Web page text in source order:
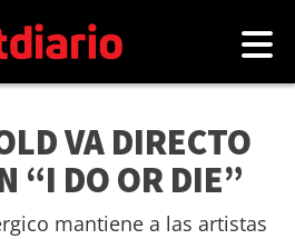
VA DIRECTO
“I DO OR DIE”
mantiene a las artistas